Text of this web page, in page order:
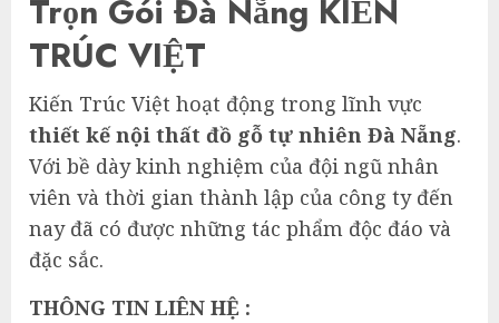
Trọn Gói Đà Nẵng KIẾN
TRÚC VIỆT
Kiến Trúc Việt hoạt động trong lĩnh vực
thiết kế nội thất đồ gỗ tự nhiên Đà Nẵng.
Với bề dày kinh nghiệm của đội ngũ nhân
viên và thời gian thành lập của công ty đến
nay đã có được những tác phẩm độc đáo và
đặc sắc.
THÔNG TIN LIÊN HỆ :